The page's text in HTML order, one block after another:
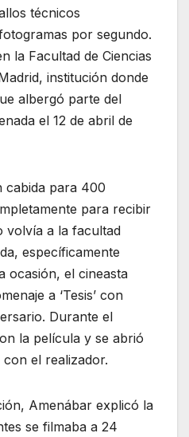
técnicos
por segundo.
la Facultad de Ciencias
institución donde
albergó parte del
el 12 de abril de
cabida para 400
para recibir
volvía a la facultad
específicamente
ocasión, el cineasta
a ‘Tesis’ con
Durante el
la película y se abrió
el realizador.
Amenábar explicó la
se filmaba a 24